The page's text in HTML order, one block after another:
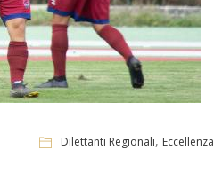
Dilettanti Regionali, Eccellenza